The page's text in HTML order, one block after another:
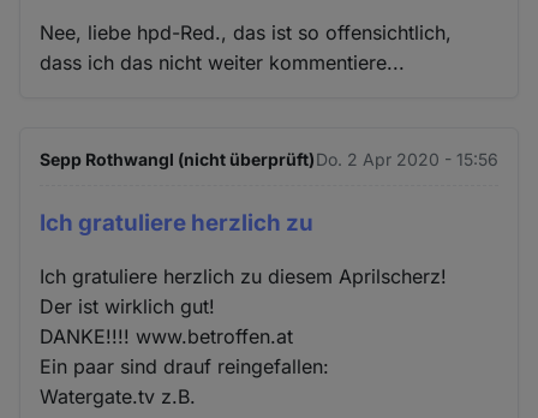
Nee, liebe hpd-Red., das ist so offensichtlich,
dass ich das nicht weiter kommentiere...
Sepp Rothwangl (nicht überprüft)Do. 2 Apr 2020 - 15:56
Ich gratuliere herzlich zu
Ich gratuliere herzlich zu diesem Aprilscherz!
Der ist wirklich gut!
DANKE!!!! www.betroffen.at
Ein paar sind drauf reingefallen:
Watergate.tv z.B.